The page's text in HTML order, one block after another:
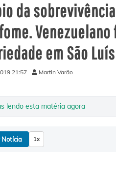
da
em São Luís
21:57 Martin Varão
lendo esta matéria agora
Notícia 1x